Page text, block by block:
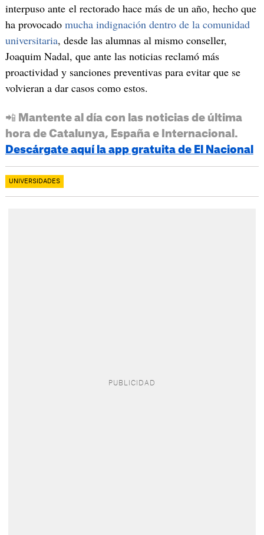
interpuso ante el rectorado hace más de un año, hecho que
ha provocado mucha indignación dentro de la comunidad
universitaria, desde las alumnas al mismo conseller,
Joaquim Nadal, que ante las noticias reclamó más
proactividad y sanciones preventivas para evitar que se
volvieran a dar casos como estos.
📲 Mantente al día con las noticias de última
hora de Catalunya, España e Internacional.
Descárgate aquí la app gratuita de El Nacional
UNIVERSIDADES